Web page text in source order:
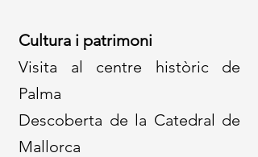
Cultura i patrimoni
Visita al centre històric de
Palma
Descoberta de la Catedral de
Mallorca